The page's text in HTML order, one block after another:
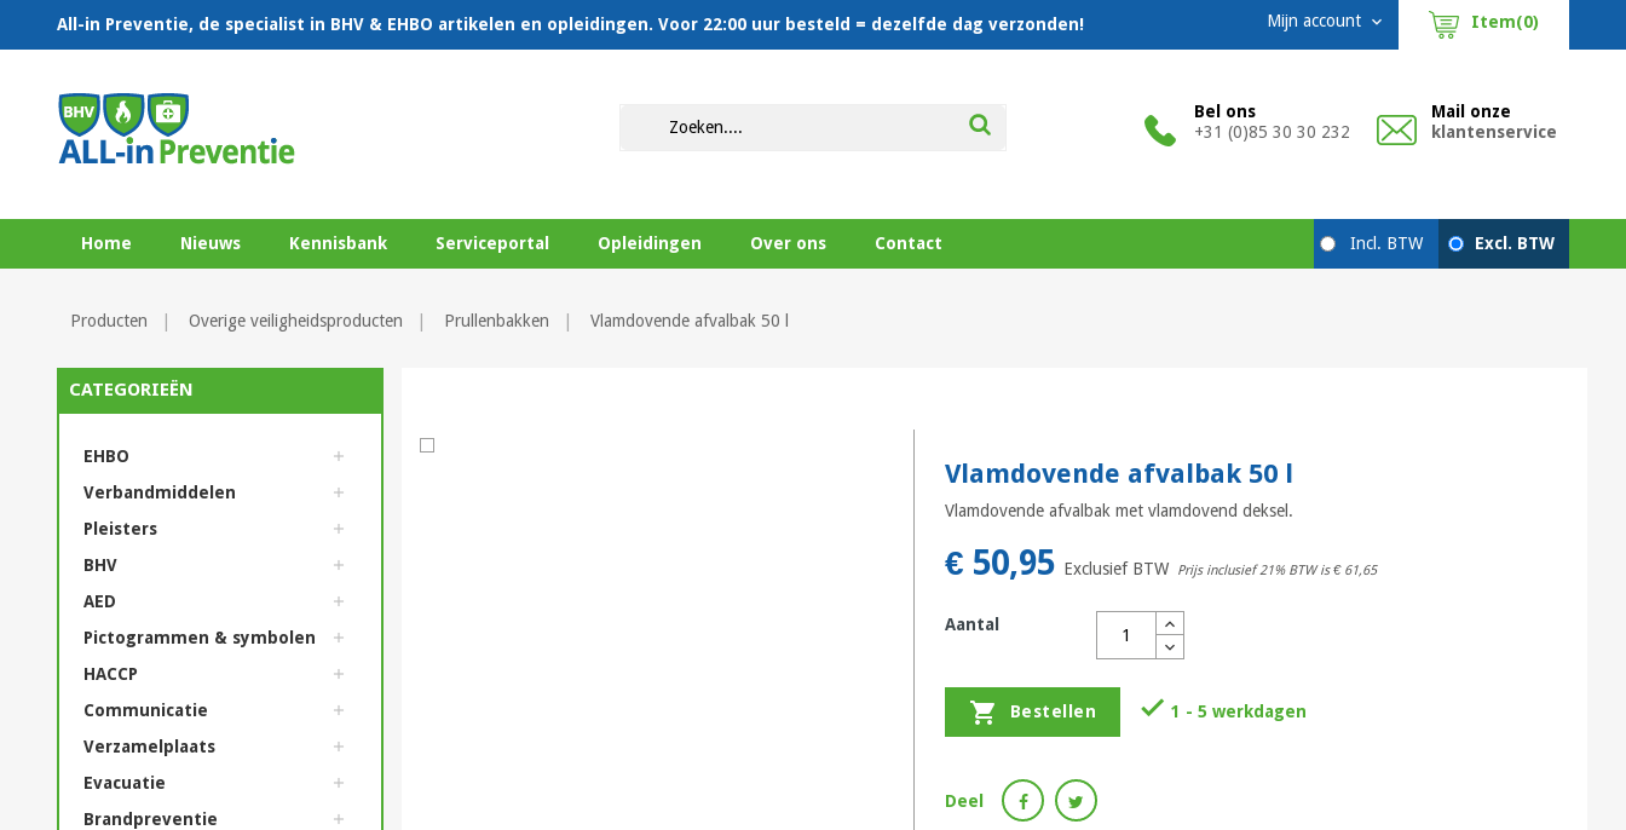
All-in Preventie, de specialist in BHV & EHBO artikelen en opleidingen. Voor 22:00 uur besteld = dezelfde dag verzonden! Item(0)
Mijn account 
Bel ons
+31 (0)85 30 30 232
Mail onze
klantenservice
Home Nieuws Kennisbank Serviceportal Opleidingen Over ons Contact
Producten Overige veiligheidsproducten Prullenbakken Vlamdovende afvalbak 50 l
CATEGORIEËN
EHBO
Verbandmiddelen
Pleisters
BHV
AED
Pictogrammen & symbolen
HACCP
Communicatie
Verzamelplaats
Evacuatie
Brandpreventie
Vlamdovende afvalbak 50 l
Vlamdovende afvalbak met vlamdovend deksel.
€ 50,95 Exclusief BTW Prijs inclusief 21% BTW is€ 61,65
Aantal
 Bestellen  1 - 5 werkdagen
Deel